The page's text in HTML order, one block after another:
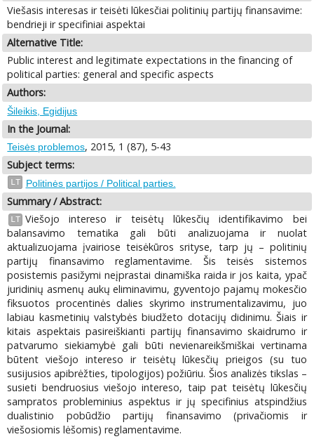
Viešasis interesas ir teisėti lūkesčiai politinių partijų finansavime:
bendrieji ir specifiniai aspektai
Alternative Title:
Public interest and legitimate expectations in the financing of
political parties: general and specific aspects
Authors:
Šileikis, Egidijus
In the Journal:
Teisės problemos, 2015, 1 (87), 5-43
Subject terms:
LT Politinės partijos / Political parties.
Summary / Abstract:
LT Viešojo intereso ir teisėtų lūkesčių identifikavimo bei
balansavimo tematika gali būti analizuojama ir nuolat
aktualizuojama įvairiose teisėkūros srityse, tarp jų – politinių
partijų finansavimo reglamentavime. Šis teisės sistemos
posistemis pasižymi neįprastai dinamiška raida ir jos kaita, ypač
juridinių asmenų aukų eliminavimu, gyventojo pajamų mokesčio
fiksuotos procentinės dalies skyrimo instrumentalizavimu, juo
labiau kasmetinių valstybės biudžeto dotacijų didinimu. Šiais ir
kitais aspektais pasireiškianti partijų finansavimo skaidrumo ir
patvarumo siekiamybė gali būti nevienareikšmiškai vertinama
būtent viešojo intereso ir teisėtų lūkesčių prieigos (su tuo
susijusios apibrėžties, tipologijos) požiūriu. Šios analizės tikslas –
susieti bendruosius viešojo intereso, taip pat teisėtų lūkesčių
sampratos probleminius aspektus ir jų specifinius atspindžius
dualistinio pobūdžio partijų finansavimo (privačiomis ir
viešosiomis lėšomis) reglamentavime.